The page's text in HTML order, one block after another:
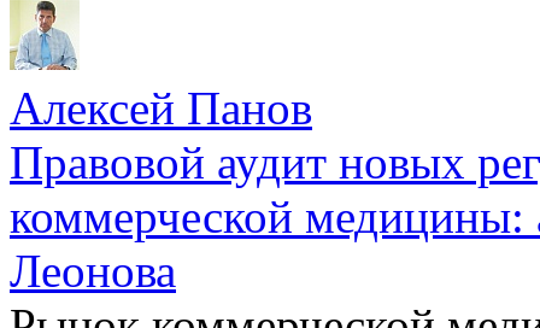
Алексей Панов
Правовой аудит новых
коммерческой медицины:
Леонова